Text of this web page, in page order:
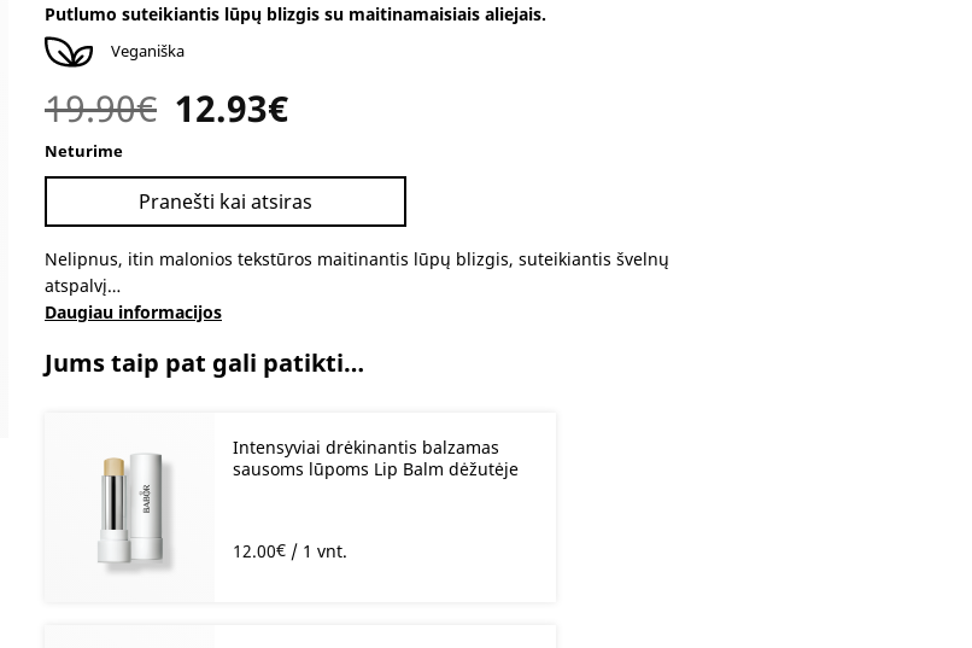
Putlumo suteikiantis lūpų blizgis su maitinamaisiais aliejais.
Veganiška
19.90€ Original
price
19.90€.
12.93€Current
12.93€.
Neturime
Pranešti kai atsiras
Nelipnus, itin malonios tekstūros maitinantis lūpų blizgis, suteikiantis švelnų
atspalvį…
Daugiau informacijos
Jums taip pat gali patikti…
Intensyviai drėkinantis balzamas
sausoms lūpoms Lip Balm dėžutėje
12.00€ / 1 vnt.